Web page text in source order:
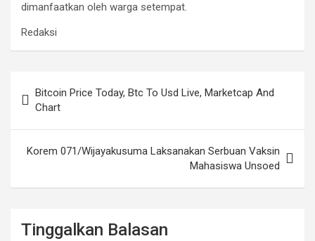
dimanfaatkan oleh warga setempat.
Redaksi
pos
Bitcoin Price Today, Btc To Usd Live, Marketcap And
Chart
Korem 071/Wijayakusuma Laksanakan Serbuan Vaksin
Mahasiswa Unsoed
Tinggalkan Balasan